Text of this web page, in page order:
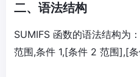
二、语法结构
SUMIFS 函数的语法结构为
范围,条件 1,[条件 2 范围],[